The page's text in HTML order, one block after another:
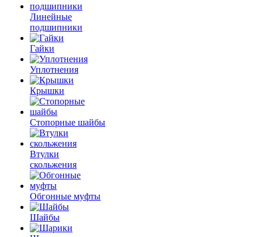
Линейные
подшипники
Гайки
Уплотнения
Крышки
Стопорные шайбы
Втулки
скольжения
Обгонные муфты
Шайбы